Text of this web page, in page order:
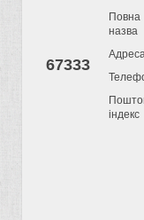
67333
Повна
назва
індекс